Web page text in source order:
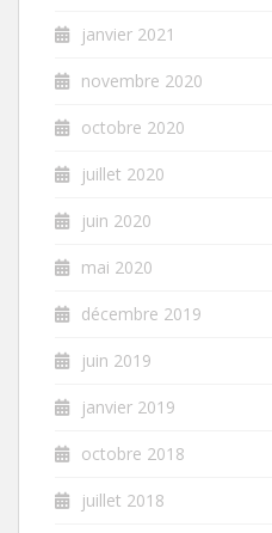
janvier 2021
novembre 2020
octobre 2020
juillet 2020
juin 2020
mai 2020
décembre 2019
juin 2019
janvier 2019
octobre 2018
juillet 2018